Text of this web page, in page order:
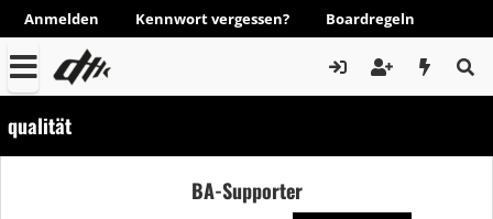
Anmelden Kennwort vergessen? Boardregeln
qualität
BA-Supporter